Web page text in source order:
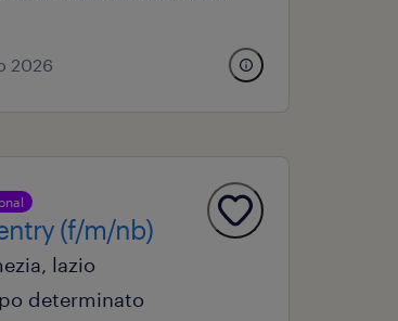
2026
(f/m/nb)
lazio
determinato